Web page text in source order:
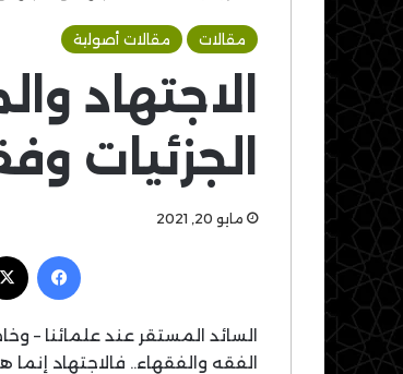
مقالات مقالات أصولية
الاجتهاد
الجزئيات
مايو 20, 2021
السائد المستقر عند علمائنا –
الفقه والفقهاء.. فالاجتهاد